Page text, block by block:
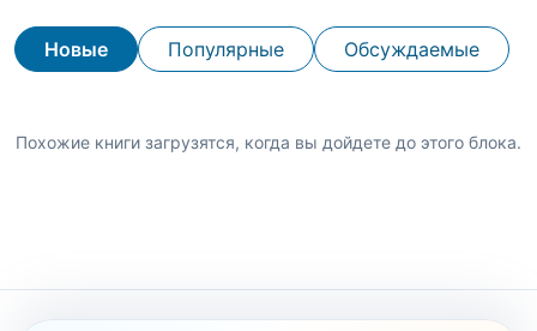
Новые Популярные Обсуждаемые
Похожие книги загрузятся, когда вы дойдете до этого блока.